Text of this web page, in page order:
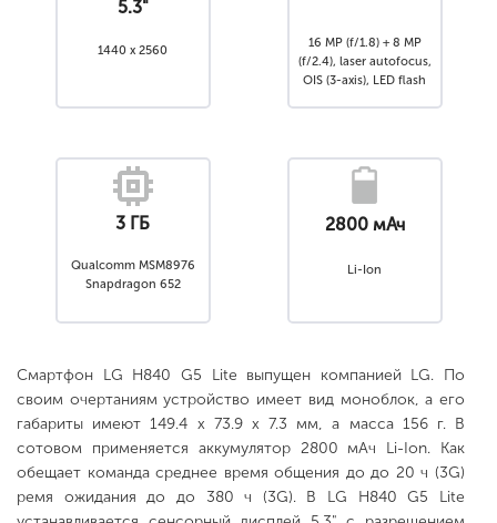
5.3"
1440 x 2560
16 MP (f/1.8) + 8 MP
(f/2.4), laser autofocus,
OIS (3-axis), LED flash
3 ГБ
Qualcomm MSM8976
Snapdragon 652
2800 мАч
Li-Ion
Смартфон LG H840 G5 Lite выпущен компанией LG. По
своим очертаниям устройство имеет вид моноблок, а его
габариты имеют 149.4 x 73.9 x 7.3 мм, а масса 156 г. В
сотовом применяется аккумулятор 2800 мАч Li-Ion. Как
обещает команда среднее время общения до до 20 ч (3G)
ремя ожидания до до 380 ч (3G). В LG H840 G5 Lite